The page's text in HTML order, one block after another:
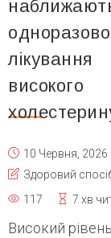
лікування
високого
10 Червня, 2026
Здоровий
117
7 хв
Високий рівень